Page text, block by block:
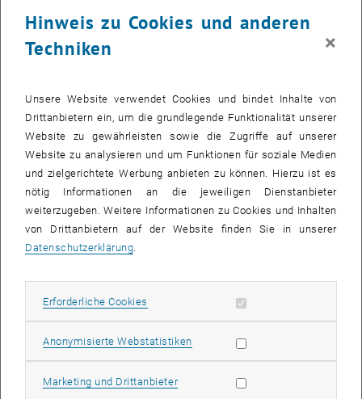
Gestern hat die erste Generation der Double Degree-Absolventen ihr
TU Wien und Tongji University „Doppel-Diplom“-Studium beendet.
Dekan Prof. Rudolf Scheuvens, Ass.Prof. Dr. Mladen Jadric und
Kooperation leiten und unterstützen, haben den Kandidaten ihre
Diplome übergeben.
Die internationale Zusammenarbeit gewinnt zunehmend an
Bedeutung, weil Wissenschaft, Forschung und Lehre Austausch und
Vernetzung brauchen. Die Fakultät für Architektur und Raumplanung
beweist auch hier ihre Vorreiterrolle und kooperiert seit vielen
Jahren erfolgreich mit zahlreichen Universitäten in China, Südkorea
und Japan. Damit ist die Fakultät für Architektur und Raumplanung
Beziehungen.
Delegation, angeführt von Dekan Prof. Rudolf Scheuvens, an den
Kooperation und gemeinsamen Forschungsprojekte im Bereich
Hinweis zu Cookies und anderen
Techniken
×
Unsere Website verwendet Cookies und bindet Inhalte von
Drittanbietern ein, um die grundlegende Funktionalität unserer
Website zu gewährleisten sowie die Zugriffe auf unserer
Website zu analysieren und um Funktionen für soziale Medien
und zielgerichtete Werbung anbieten zu können. Hierzu ist es
nötig Informationen an die jeweiligen Dienstanbieter
weiterzugeben. Weitere Informationen zu Cookies und Inhalten
von Drittanbietern auf der Website finden Sie in unserer
Datenschutzerklärung.
Erforderliche Cookies Erforderliche Cookies zulassen
Anonymisierte WebstatistikenStatistik Cookies zulassen
Marketing und DrittanbieterMarketing Cookies zulassen